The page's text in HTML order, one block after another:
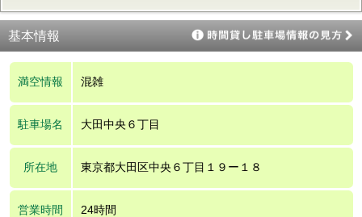
基本情報
満空情報 混雑
駐車場名 大田中央６丁目
所在地 東京都大田区中央６丁目１９ー１８
営業時間 24時間